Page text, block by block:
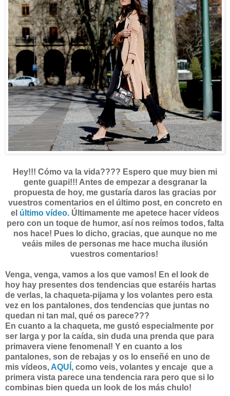
Hey!!! Cómo va la vida???? Espero que muy bien mi
gente guapi!!! Antes de empezar a desgranar la
propuesta de hoy, me gustaría daros las gracias por
vuestros comentarios en el último post, en concreto en
el último vídeo. Últimamente me apetece hacer vídeos
pero con un toque de humor, así nos reímos todos, falta
nos hace! Pues lo dicho, gracias, que aunque no me
veáis miles de personas me hace mucha ilusión
vuestros comentarios!
Venga, venga, vamos a los que vamos! En el look de
hoy hay presentes dos tendencias que estaréis hartas
de verlas, la chaqueta-pijama y los volantes pero esta
vez en los pantalones, dos tendencias que juntas no
quedan ni tan mal, qué os parece???
En cuanto a la chaqueta, me gustó especialmente por
ser larga y por la caída, sin duda una prenda que para
primavera viene fenomenal! Y en cuanto a los
pantalones, son de rebajas y os lo enseñé en uno de
mis vídeos, AQUÍ , como veis, volantes y encaje que a
primera vista parece una tendencia rara pero que si lo
combinas bien queda un look de los más chulo!